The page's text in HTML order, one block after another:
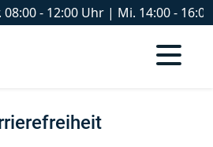
08:00 - 12:00 Uhr | Mi. 14:00 -